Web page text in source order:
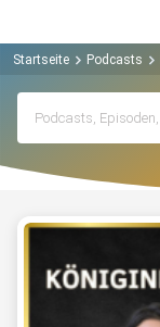
Startseite Podcasts